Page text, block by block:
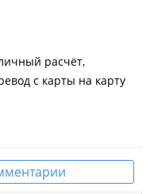
расчёт
с карты на карту